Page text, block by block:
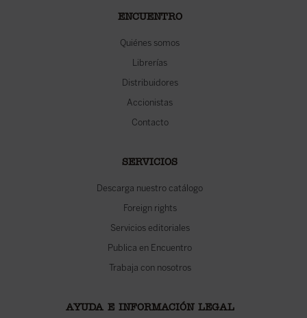
ENCUENTRO
Quiénes somos
Librerías
Distribuidores
Accionistas
Contacto
SERVICIOS
Descarga nuestro catálogo
Foreign rights
Servicios editoriales
Publica en Encuentro
Trabaja con nosotros
AYUDA E INFORMACIÓN LEGAL